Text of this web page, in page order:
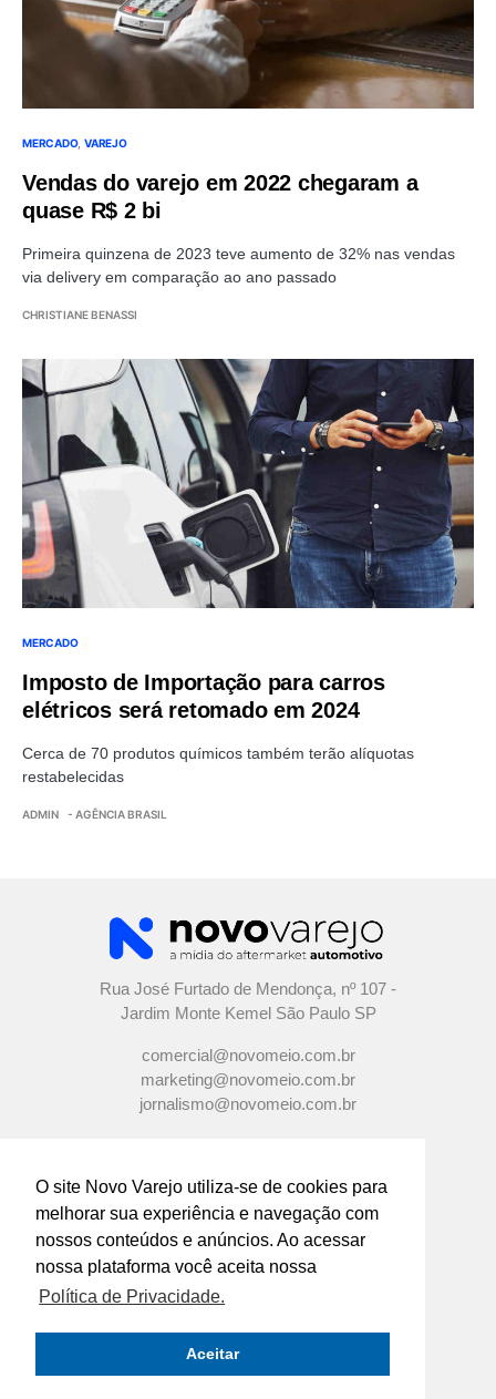
O site Novo Varejo utiliza-se de cookies para
melhorar sua experiência e navegação com
nossos conteúdos e anúncios. Ao acessar
nossa plataforma você aceita nossa
Política de Privacidade.
Aceitar
MERCADO VAREJO
Vendas do varejo em 2022 chegaram a
quase R$ 2 bi
Primeira quinzena de 2023 teve aumento de 32% nas vendas
via delivery em comparação ao ano passado
CHRISTIANE BENASSI
MERCADO
Imposto de Importação para carros
elétricos será retomado em 2024
Cerca de 70 produtos químicos também terão alíquotas
restabelecidas
ADMIN - AGÊNCIA BRASIL
Rua José Furtado de Mendonça, nº 107 -
Jardim Monte Kemel São Paulo SP
comercial@novomeio.com.br
marketing@novomeio.com.br
jornalismo@novomeio.com.br
CONFIRA AS NOSSAS REDES
SOCIAIS
O principal canal de comunicação de grandes
indústrias e distribuidores com os
empresários e profissionais das lojas de
componentes automotivos em todo o Brasil.